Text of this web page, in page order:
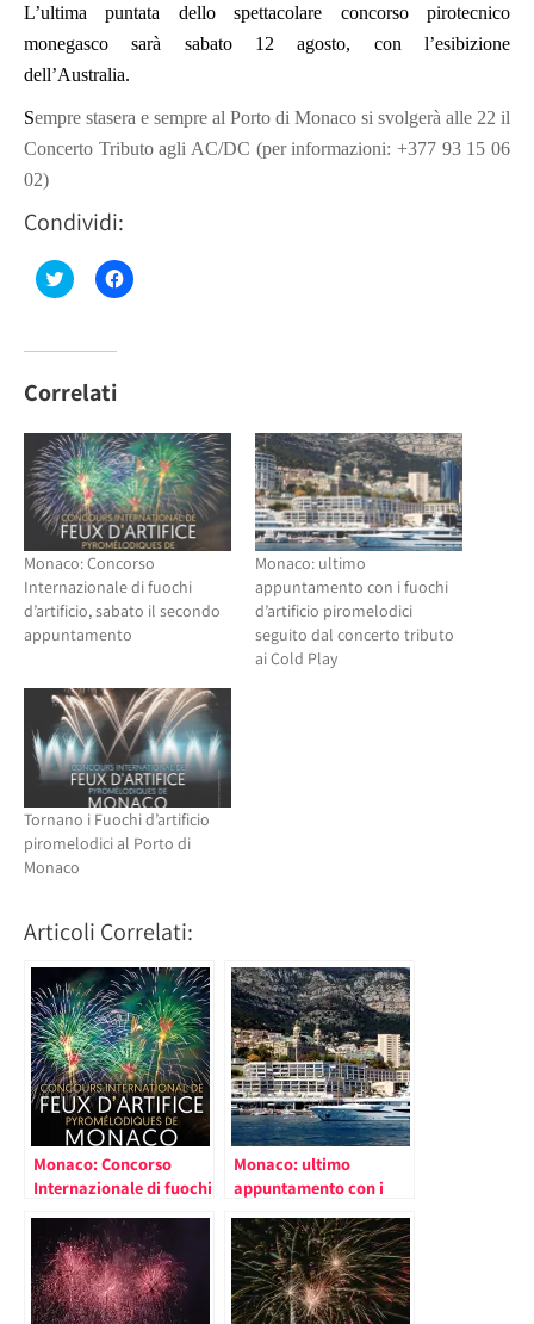
L’ultima puntata dello spettacolare concorso pirotecnico
monegasco sarà sabato 12 agosto, con l’esibizione
dell’Australia.
Sempre stasera e sempre al Porto di Monaco si svolgerà alle 22 il
Concerto Tributo agli AC/DC (per informazioni: +377 93 15 06
02)
Condividi:
Fai
clic
su
(Si
apre
una
nuova
finestra)
Fai
clic
nuova
finestra)
Correlati
Monaco: Concorso
Internazionale di fuochi
d’artificio, sabato il secondo
appuntamento
Monaco: ultimo
appuntamento con i fuochi
d’artificio piromelodici
seguito dal concerto tributo
ai Cold Play
Tornano i Fuochi d’artificio
piromelodici al Porto di
Monaco
Articoli Correlati:
Monaco: Concorso
Internazionale di fuochi
secondo appuntamento
Monaco: ultimo
appuntamento con i
piromelodici seguito
dal concerto tributo ai
Cold Play